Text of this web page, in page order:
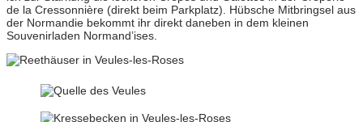
de la Cressonnière (direkt beim Parkplatz). Hübsche Mitbringsel aus
der Normandie bekommt ihr direkt daneben in dem kleinen
Souvenirladen Normand’ises.